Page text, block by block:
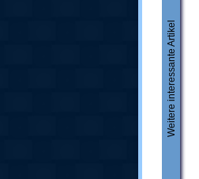
Weitere interessante Artikel